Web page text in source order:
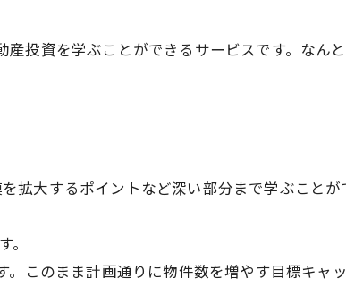
投資を学ぶことができるサービスです。なん
大するポイントなど深い部分まで学ぶことが
このまま計画通りに物件数を増やす目標キャ